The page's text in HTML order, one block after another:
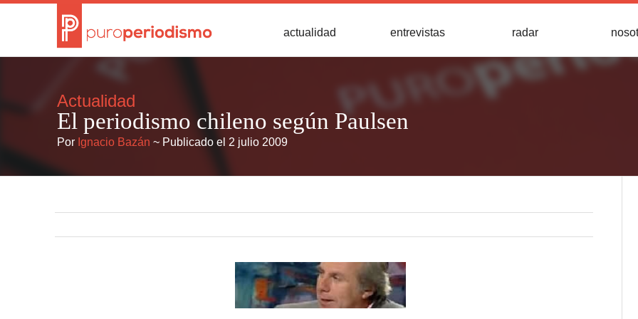
actualidad entrevistas radar
Actualidad
El periodismo chileno según Paulsen
Por Ignacio Bazán ~ Publicado el 2 julio 2009